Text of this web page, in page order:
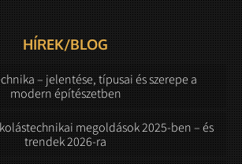
HÍREK/BLOG
– jelentése, típusai és szerepe a
modern építészetben
megoldások 2025-ben – és
trendek 2026-ra